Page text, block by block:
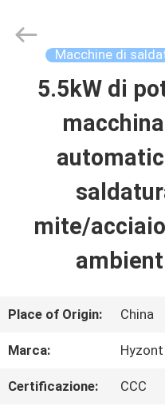
CASA
PRODOTTI
GIRO
DELLA
Industrial
Technologies Macchine di
5.5kW di
mite/
Place of Origin: China
Marca: Hyzont
Certificazione: CCC